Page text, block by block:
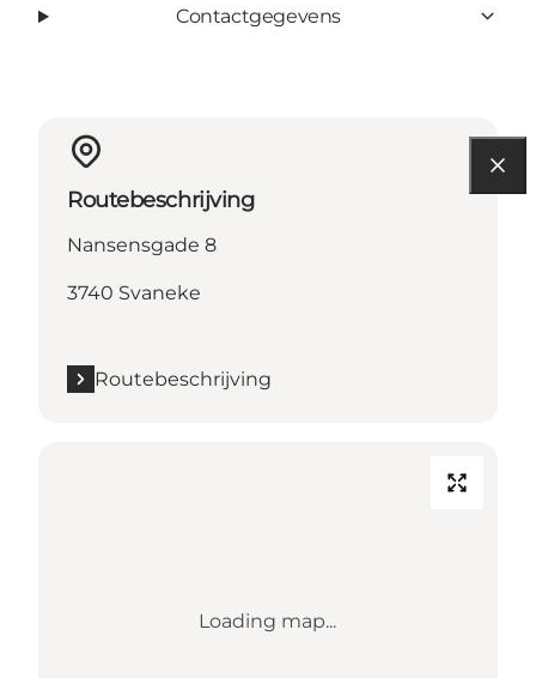
Contactgegevens
Routebeschrijving
Nansensgade 8
3740 Svaneke
Routebeschrijving
Loading map...